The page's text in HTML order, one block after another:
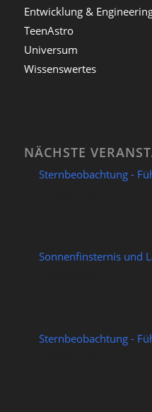
Entwicklung &
TeenAstro
Universum
Wissenswertes
NÄCHSTE
Sternbeobachtung -
Sonnenfinsternis und
Sternbeobachtung -